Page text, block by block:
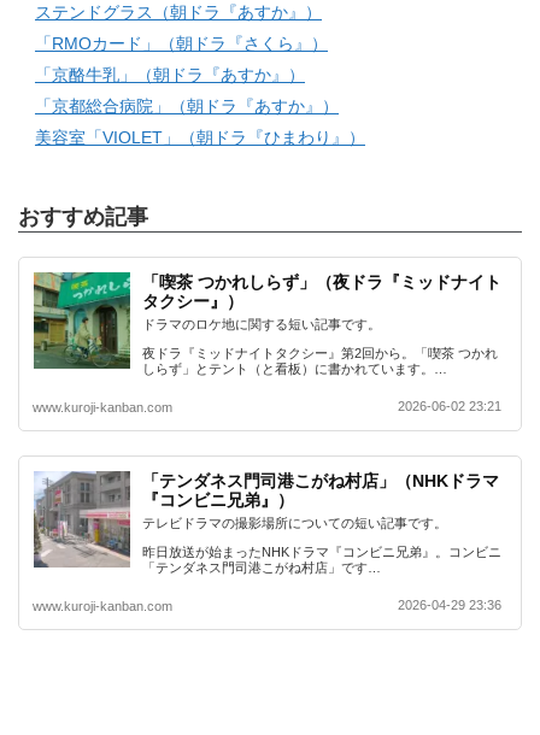
ステンドグラス（朝ドラ『あすか』）
「RMOカード」（朝ドラ『さくら』）
「京酪牛乳」（朝ドラ『あすか』）
「京都総合病院」（朝ドラ『あすか』）
美容室「VIOLET」（朝ドラ『ひまわり』）
おすすめ記事
「喫茶 つかれしらず」（夜ドラ『ミッドナイト
タクシー』）
ドラマのロケ地に関する短い記事です。
夜ドラ『ミッドナイトタクシー』第2回から。「喫茶 つかれ
しらず」とテント（と看板）に書かれています。…
www.kuroji-kanban.com 2026-06-02 23:21
「テンダネス門司港こがね村店」（NHKドラマ
『コンビニ兄弟』）
テレビドラマの撮影場所についての短い記事です。
昨日放送が始まったNHKドラマ『コンビニ兄弟』。コンビニ
「テンダネス門司港こがね村店」です…
www.kuroji-kanban.com 2026-04-29 23:36